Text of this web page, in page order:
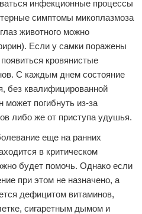
инфекционные процессы
симптомы микоплазмоза
животного можно
Если у самки поражены
кровянистые
С каждым днем состояние
без квалифицированной
может погибнуть из-за
либо же от приступа удушья.
еще на ранних
в критическом
будет помочь. Однако если
при этом не назначено, а
дефицитом витаминов,
сигаретным дымом и